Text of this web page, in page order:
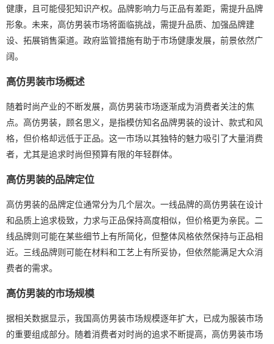
健康，且可能侵犯知识产权。品牌影响力与正品有差距，需提升品牌
形象。未来，高仿男装市场将面临挑战，需提升品质、加强品牌建
设、拓展销售渠道。政府监管措施有助于市场健康发展，前景依然广
阔。
高仿男装市场概述
随着时尚产业的不断发展，高仿男装市场逐渐成为消费者关注的焦
点。高仿男装，顾名思义，是指模仿知名品牌男装的设计、款式和风
格，但价格却远低于正品。这一市场以其独特的魅力吸引了大量消费
者，尤其是追求时尚但预算有限的年轻群体。
高仿男装的品牌定位
高仿男装的品牌定位通常分为几个层次。一线品牌的高仿男装在设计
和品质上追求极致，力求与正品保持高度相似，但价格更为亲民。二
线品牌则可能在某些细节上有所简化，但整体风格依然保持与正品相
近。三线品牌则可能在材料和工艺上有所妥协，但依然能满足大众消
费者的需求。
高仿男装的市场规模
据相关数据显示，我国高仿男装市场规模逐年扩大，已成为服装市场
的重要组成部分。随着消费者对时尚的追求不断提高，高仿男装市场